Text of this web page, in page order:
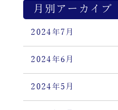
月別アーカイブ
2024年7月
2024年6月
2024年5月